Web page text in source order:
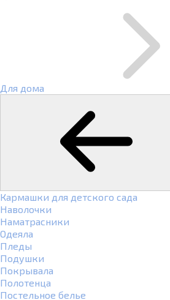
Для дома
Кармашки для детского сада
Наволочки
Наматрасники
Одеяла
Пледы
Подушки
Покрывала
Полотенца
Постельное белье